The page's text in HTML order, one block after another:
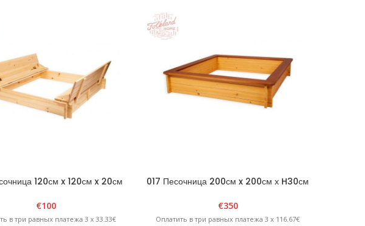
120см x 120см x 20см
— натурал
€100
в три равных платежа 3 x 33.33€
017 Песочница 200см x 200см х H30см
€350
Оплатить в три равных платежа 3 x 116.67€